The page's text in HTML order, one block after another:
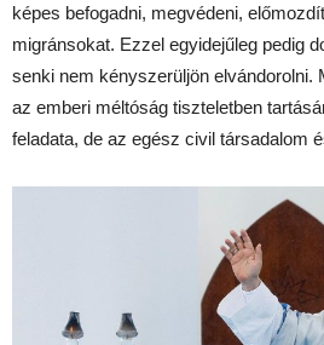
képes befogadni, megvédeni,
migránsokat. Ezzel egyidejűleg pedig
senki nem kényszerüljön elvándorolni.
az emberi méltóság tiszteletben
feladata, de az egész civil társadalom